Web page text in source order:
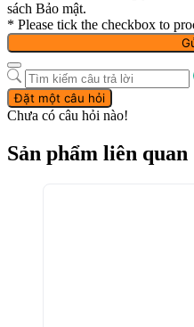
sách Bảo mật.
* Please tick the checkbox to
Đặt một câu hỏi
Chưa có câu hỏi nào!
Sản phẩm liên quan